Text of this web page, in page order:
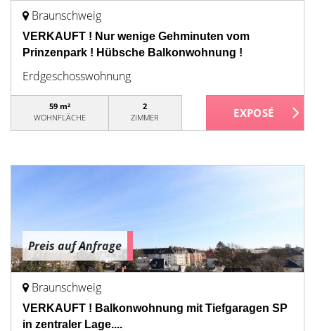
Braunschweig
VERKAUFT ! Nur wenige Gehminuten vom
Prinzenpark ! Hübsche Balkonwohnung !
Erdgeschosswohnung
59 m²
WOHNFLÄCHE
2
ZIMMER
Preis auf Anfrage
Braunschweig
VERKAUFT ! Balkonwohnung mit Tiefgaragen SP
in zentraler Lage....